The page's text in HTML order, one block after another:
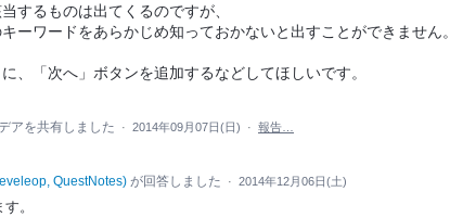
するものは出てくるのですが、
ーワードをあらかじめ知っておかないと出すことができません。
、「次へ」ボタンを追加するなどしてほしいです。
アを共有しました · 2014年09月07日(日) · 報告…
QuestNotes)が回答しました · 2014年12月06日(土)
。